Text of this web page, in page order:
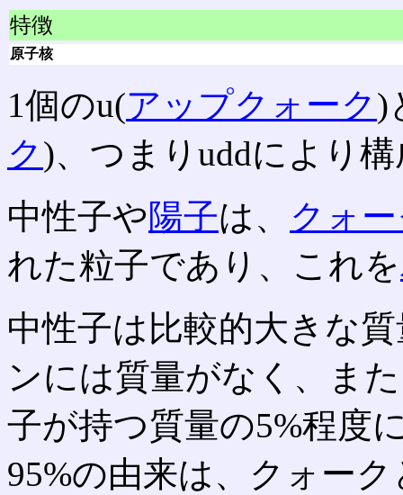
特徴
原子核
1個のu(アップクォーク)
ク)、つまりuddにより
中性子や陽子は、 クォ
れた粒子であり、これを
中性子は比較的大きな
ンには質量がなく、ま
子が持つ質量の5%程度
95%の由来は、クォー